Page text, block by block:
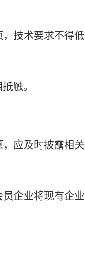
技术要求不得低
触。
应及时披露相关
企业将现有企业